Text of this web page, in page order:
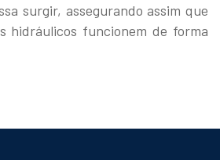
surgir, assegurando assim que
hidráulicos funcionem de forma